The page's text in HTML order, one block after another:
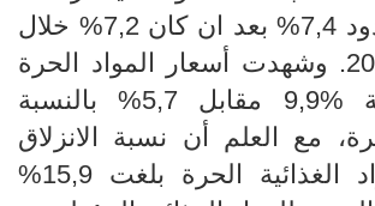
7,4
%بعد ان كان 2 ,7
% خلال
. وشهدت أسعار المواد الحرة
9,9%
مقابل 5,7% بالنسبة
، مع العلم أن نسبة الانزلاق
السنوي للمواد الغذائية الحرة بلغت 15,9%